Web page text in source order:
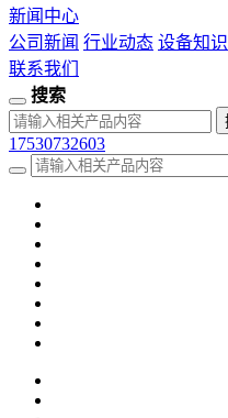
新闻中心
公司新闻 行业动态 设备知识
联系我们
搜索
17530732603